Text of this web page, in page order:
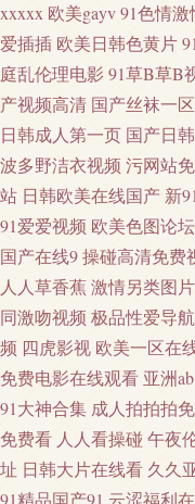
青青草视频网 日韩
搬运工 另类av网站
视频 四虎性爱aV 制
探花 91先生大战琪
字幕 黄色电影地址
片 日韩wwww 影视
www91n在线 豆花
视频 97国产 豆花福
xxxxx 欧美gayv91色情激
爱插插 欧美日韩色黄片
庭乱伦理电影 91草B草B
产视频高清 国产丝袜一区
日韩成人第一页 国产日
波多野洁衣视频 污网站
站 日韩欧美在线国产 新
91爱爱视频 欧美色图论坛
国产在线9操碰高清免费
人人草香蕉激情另类图片
同激吻视频 极品性爱导航
频 四虎影视 欧美一区在
免费电影在线观看 亚洲ab
91大神合集 成人拍拍拍
免费看 人人看操碰 午夜
址 日韩大片在线看 久久
91精品国产91 云涩福利